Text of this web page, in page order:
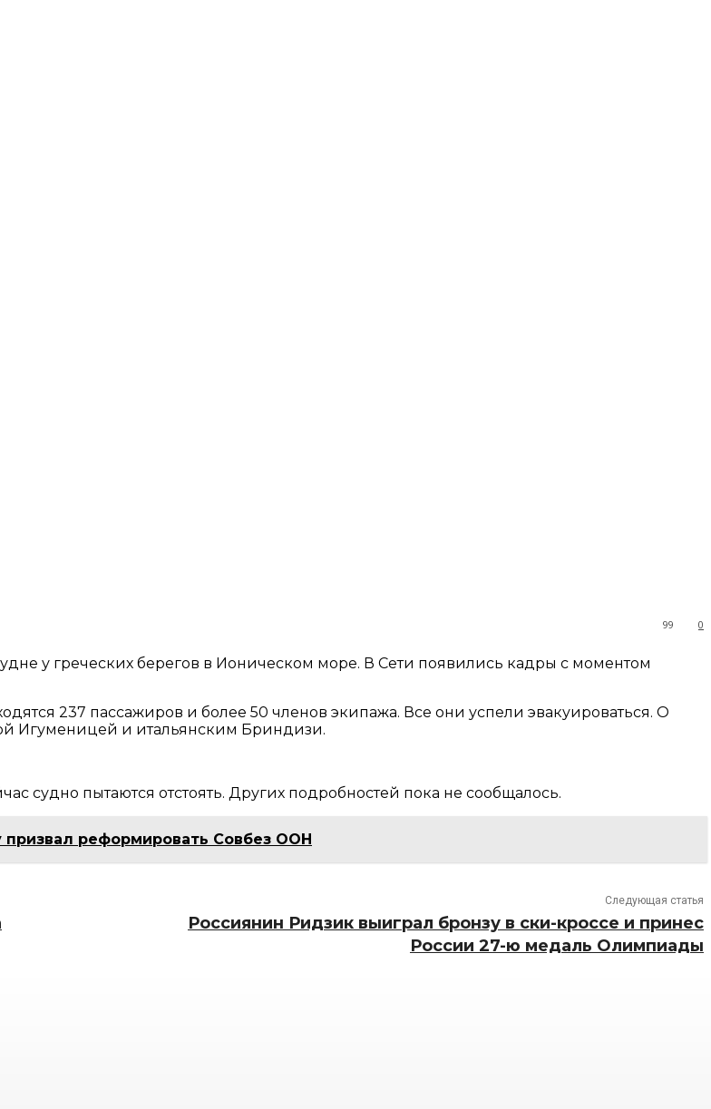
0
99
у греческих берегов в Ионическом море. В Сети появились кадры с моментом
237 пассажиров и более 50 членов экипажа. Все они успели эвакуироваться. О
Игуменицей и итальянским Бриндизи.
судно пытаются отстоять. Других подробностей пока не сообщалось.
реформировать Совбез ООН
Следующая статья
Россиянин Ридзик выиграл бронзу в ски-кроссе и принес
России 27-ю медаль Олимпиады